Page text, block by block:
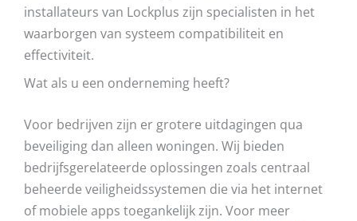
installateurs van Lockplus zijn specialisten in het
waarborgen van systeem compatibiliteit en
effectiviteit.
Wat als u een onderneming heeft?
Voor bedrijven zijn er grotere uitdagingen qua
beveiliging dan alleen woningen. Wij bieden
bedrijfsgerelateerde oplossingen zoals centraal
beheerde veiligheidssystemen die via het internet
of mobiele apps toegankelijk zijn. Voor meer